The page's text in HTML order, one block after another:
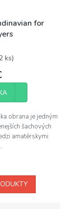
for
ks)
obrana je jedným
šachových
amatérskymi